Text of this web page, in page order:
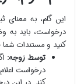
این گام، به
درخواست، باید به
کنید و مستندات
توسط زوجه:
درخواست